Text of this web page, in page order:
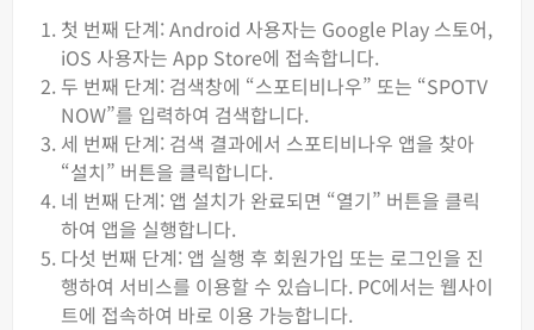
첫 번째 단계: Android 사용자는 Google Play 스토어,
iOS 사용자는 App Store에 접속합니다.
두 번째 단계: 검색창에 “스포티비나우” 또는 “SPOTV
NOW”를 입력하여 검색합니다.
세 번째 단계: 검색 결과에서 스포티비나우 앱을 찾아
“설치” 버튼을 클릭합니다.
네 번째 단계: 앱 설치가 완료되면 “열기” 버튼을 클릭
하여 앱을 실행합니다.
다섯 번째 단계: 앱 실행 후 회원가입 또는 로그인을 진
행하여 서비스를 이용할 수 있습니다. PC에서는 웹사이
트에 접속하여 바로 이용 가능합니다.